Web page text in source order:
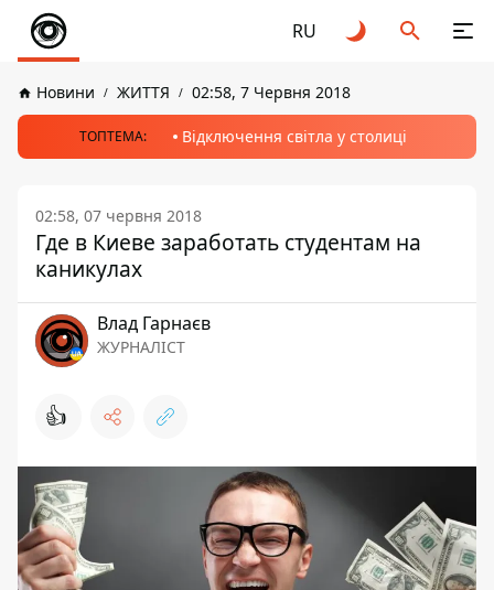
RU
Новини ЖИТТЯ 02:58, 7 Червня 2018
ТОПТЕМА: Відключення світла у столиці
02:58, 07 червня 2018
Где в Киеве заработать студентам на
каникулах
Влад Гарнаєв
ЖУРНАЛІСТ
👍